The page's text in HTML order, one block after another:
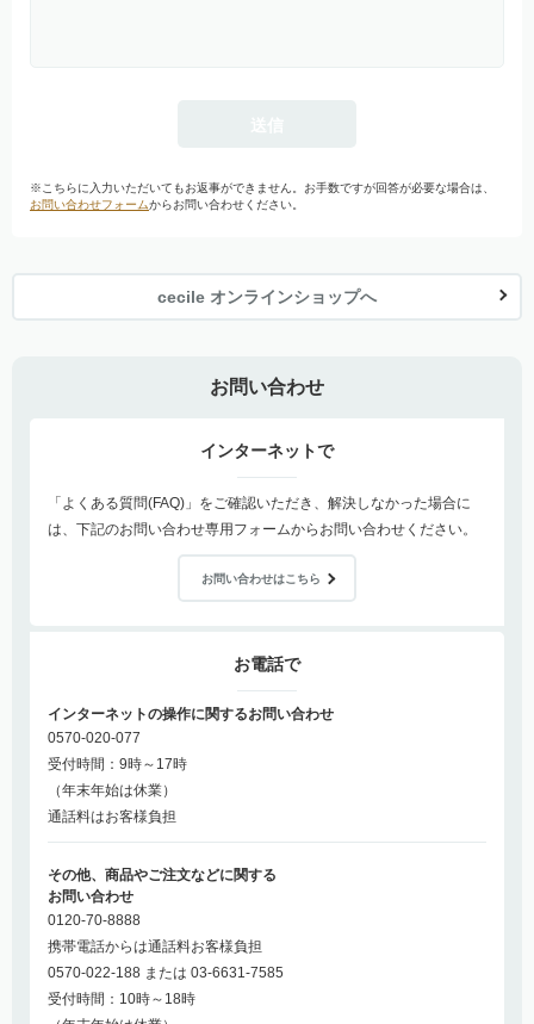
※こちらに入力いただいてもお返事ができません。お手数ですが回答が必要な場合は、
お問い合わせフォームからお問い合わせください。
cecile オンラインショップへ
お問い合わせ
インターネットで
「よくある質問(FAQ)」をご確認いただき、解決しなかった場合に
は、下記のお問い合わせ専用フォームからお問い合わせください。
お問い合わせはこちら
お電話で
インターネットの操作に関するお問い合わせ
0570-020-077
受付時間：9時～17時
（年末年始は休業）
通話料はお客様負担
その他、商品やご注文などに関する
お問い合わせ
0120-70-8888
携帯電話からは通話料お客様負担
0570-022-188 または 03-6631-7585
受付時間：10時～18時